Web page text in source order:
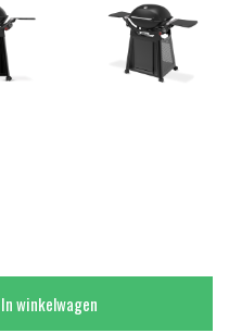
In winkelwagen